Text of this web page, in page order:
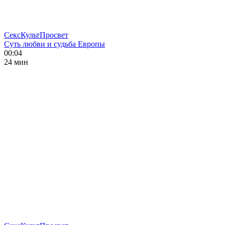
СексКультПросвет
Суть любви и судьба Европы
00:04
24 мин